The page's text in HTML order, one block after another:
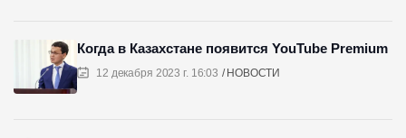
12 декабря 2023 г. 16:03 НОВОСТИ
Когда в Казахстане появится YouTube Premium